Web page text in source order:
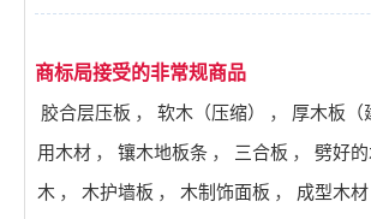
商标局接受的非常规商品
胶合层压板 ， 软木（压缩） ， 厚木板（
用木材 ， 镶木地板条 ， 三合板 ， 劈好
木 ， 木护墙板 ， 木制饰面板 ， 成型木材